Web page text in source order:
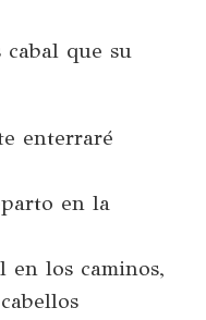
cabal que su
enterraré
en la
en los caminos,